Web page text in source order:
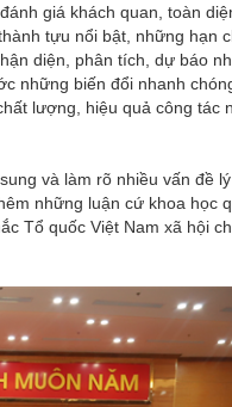
giá khách quan, toàn
tựu nổi bật, những hạn
diện, phân tích, dự báo
những biến đổi nhanh
lượng, hiệu quả công tác
và làm rõ nhiều vấn đề
những luận cứ khoa học
Tổ quốc Việt Nam xã hội